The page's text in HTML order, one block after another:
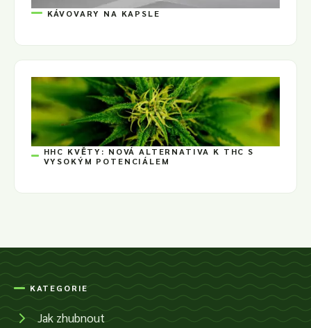
KÁVOVARY NA KAPSLE
HHC KVĚTY: NOVÁ ALTERNATIVA K THC S
VYSOKÝM POTENCIÁLEM
KATEGORIE
Jak zhubnout